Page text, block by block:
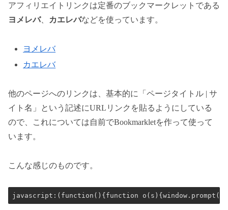
アフィリエイトリンクは定番のブックマークレットである
ヨメレバ、 カエレバなどを使っています。
ヨメレバ
カエレバ
他のページへのリンクは、基本的に「ページタイトル | サ
イト名」という記述にURLリンクを貼るようにしている
ので、これについては自前でBookmarkletを作って使って
います。
こんな感じのものです。
javascript:(function(){function